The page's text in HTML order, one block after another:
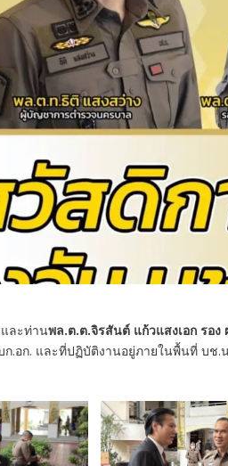
และท่านพล.ต.ต.จิรสันต์ แก้วแสงเอก รอ
.อก. และที่ปฏิบัติงานอยู่ภายในพื้นที่ บช.